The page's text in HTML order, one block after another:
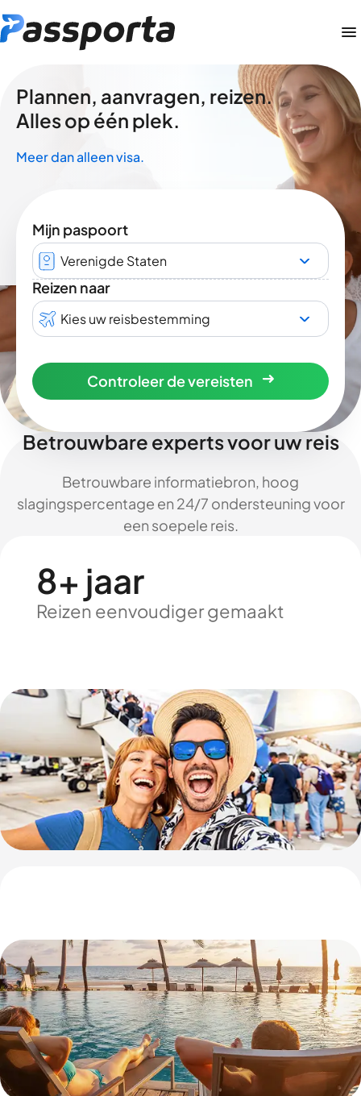
Plannen, aanvragen, reizen.
Alles op één plek.
Meer dan alleen visa.
Mijn paspoort
Verenigde Staten
Reizen naar
Kies uw reisbestemming
Controleer de vereisten
Betrouwbare experts voor uw reis
Betrouwbare informatiebron, hoog
slagingspercentage en 24/7 ondersteuning voor
een soepele reis.
8+ jaar
Reizen eenvoudiger gemaakt